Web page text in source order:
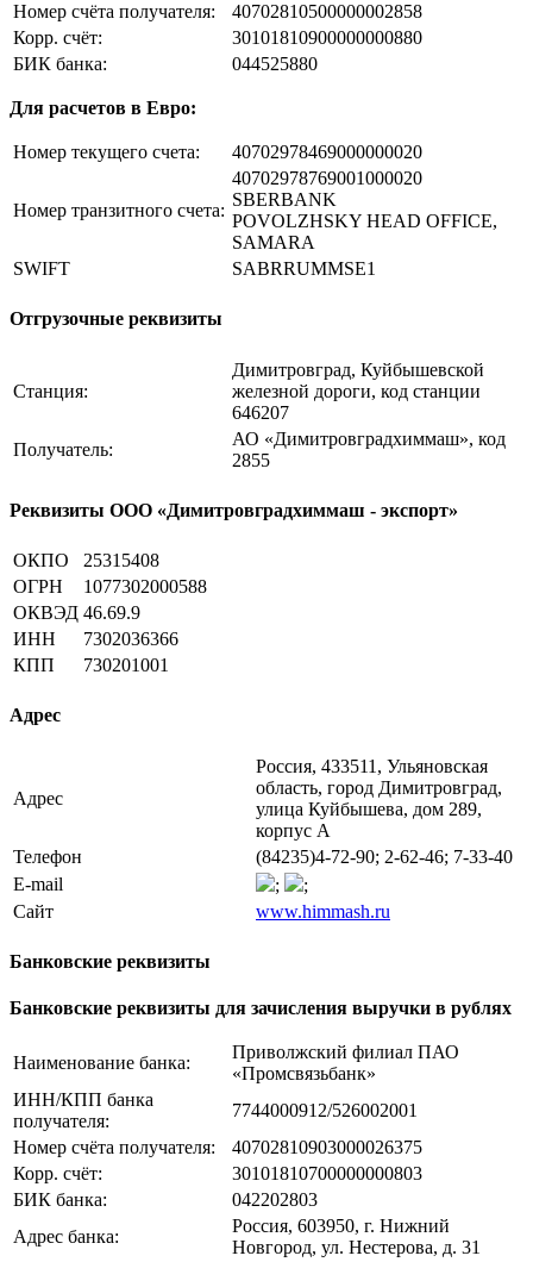
Номер счёта получателя:
40702810500000002858
Корр. счёт:
30101810900000000880
БИК банка:
044525880
Для расчетов в Евро:
Номер текущего счета: 40702978469000000020
Номер транзитного счета:
40702978769001000020
SBERBANK
POVOLZHSKY HEAD OFFICE,
SAMARA
SWIFT
SABRRUMMSE1
Отгрузочные реквизиты
Станция:
Димитровград, Куйбышевской
железной дороги, код станции
646207
Получатель:
АО «Димитровградхиммаш», код
2855
Реквизиты ООО «Димитровградхиммаш - экспорт»
ОКПО
25315408
ОГРН
1077302000588
ОКВЭД 46.69.9
ИНН
7302036366
КПП
730201001
Адрес
Адрес
Россия, 433511, Ульяновская
область, город Димитровград,
улица Куйбышева, дом 289,
корпус А
Телефон
(84235)4-72-90; 2-62-46; 7-33-40
E-mail
;
;
Сайт
www.himmash.ru
Банковские реквизиты
Банковские реквизиты для зачисления выручки в рублях
Наименование банка:
Приволжский филиал ПАО
«Промсвязьбанк»
ИНН/КПП банка
получателя:
7744000912/526002001
Номер счёта получателя:
40702810903000026375
Корр. счёт:
30101810700000000803
БИК банка:
042202803
Адрес банка:
Россия, 603950, г. Нижний
Новгород, ул. Нестерова, д. 31